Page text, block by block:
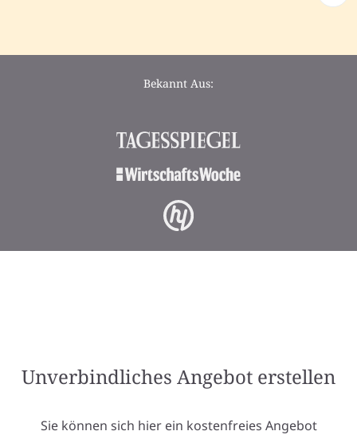
Bekannt Aus:
Unverbindliches Angebot erstellen
Sie können sich hier ein kostenfreies Angebot